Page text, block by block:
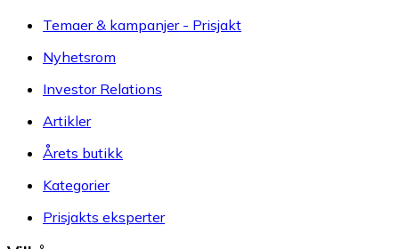
Temaer & kampanjer - Prisjakt
Nyhetsrom
Investor Relations
Artikler
Årets butikk
Kategorier
Prisjakts eksperter